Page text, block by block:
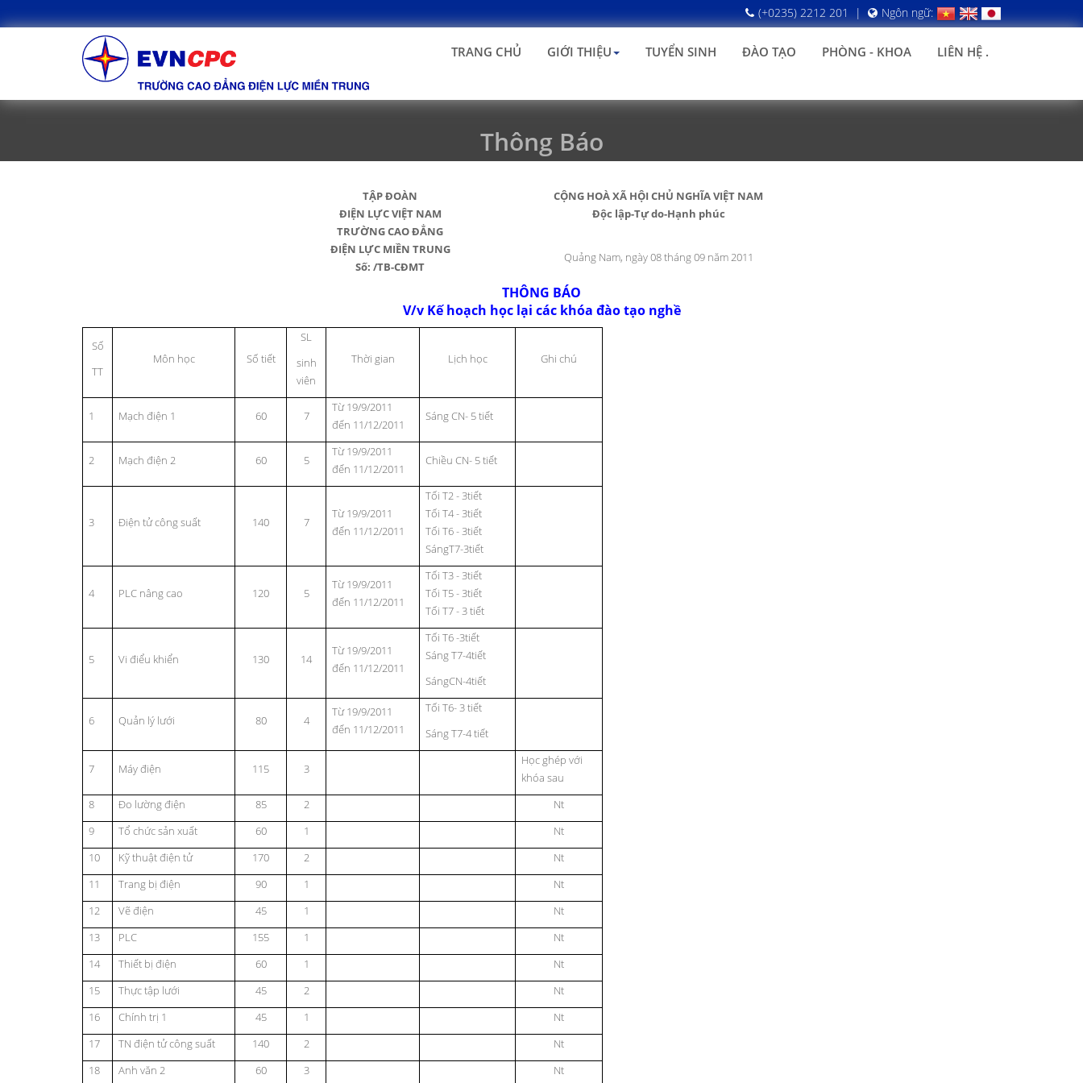
Ngôn ngữ:
|
(+0235) 2212 201
TRANG CHỦ GIỚI THIỆU TUYỂN SINH ĐÀO TẠO PHÒNG - KHOA LIÊN HỆ .
Thông Báo
TẬP ĐOÀN
ĐIỆN LỰC VIỆT NAM
TRƯỜNG CAO ĐẲNG
ĐIỆN LỰC MIỀN TRUNG
Số: /TB-CĐMT
CỘNG HOÀ XÃ HỘI CHỦ NGHĨA VIỆT NAM
Độc lập-Tự do-Hạnh phúc
Quảng Nam, ngày 08 tháng 09 năm 2011
THÔNG BÁO
V/v Kế hoạch học lại các khóa đào tạo nghề
Số
TT
Môn học Số tiết
SL
sinh
viên
Thời gian Lịch học Ghi chú
1 Mạch điện 1 60 7
Từ 19/9/2011
đến 11/12/2011
Sáng CN- 5 tiết
2 Mạch điện 2 60 5
Từ 19/9/2011
đến 11/12/2011
Chiều CN- 5 tiết
3 Điện tử công suất 140 7
Từ 19/9/2011
đến 11/12/2011
Tối T2 - 3tiết
Tối T4 - 3tiết
Tối T6 - 3tiết
SángT7-3tiết
4 PLC nâng cao 120 5
Từ 19/9/2011
đến 11/12/2011
Tối T3 - 3tiết
Tối T5 - 3tiết
Tối T7 - 3 tiết
5 Vi điểu khiển 130 14
Từ 19/9/2011
đến 11/12/2011
Tối T6 -3tiết
Sáng T7-4tiết
SángCN-4tiết
6 Quản lý lưới 80 4
Từ 19/9/2011
đến 11/12/2011
Tối T6- 3 tiết
Sáng T7-4 tiết
7 Máy điện 115 3
Học ghép với
khóa sau
8
Đo lường điện 85 2
Nt
9
Tổ chức sản xuất 60 1
Nt
10
Kỹ thuật điện tử 170 2
Nt
11
Trang bị điện 90 1
Nt
12
Vẽ điện 45 1
Nt
13
PLC 155 1
Nt
14
Thiết bị điện 60 1
Nt
15
Thực tập lưới 45 2
Nt
16
Chính trị 1 45 1
Nt
17
TN điện tử công suất 140 2
Nt
18
Anh văn 2 60 3
Nt